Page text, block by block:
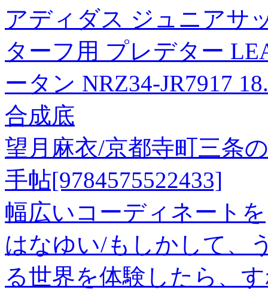
アディダス ジュニアサ
ターフ用 プレデター
ータン NRZ34-JR7917
合成底
望月麻衣/京都寺町三条
手帖[9784575522433]
幅広いコーディネートを
はなゆい/もしかして、
る世界を体験したら、